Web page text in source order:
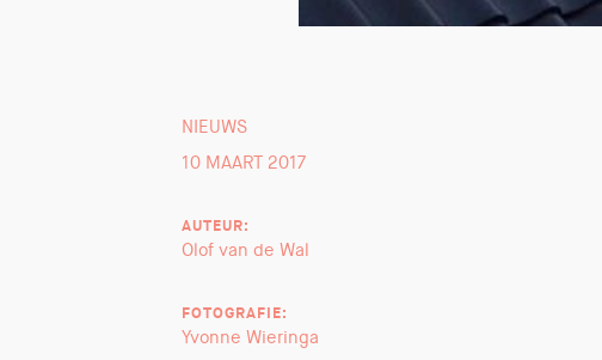
NIEUWS
10 MAART 2017
AUTEUR:
Olof van de Wal
FOTOGRAFIE:
Yvonne Wieringa